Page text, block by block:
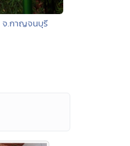
จ.กาญจนบุรี